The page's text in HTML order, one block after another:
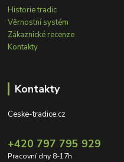
Historie tradic
Věrnostní systém
Zákaznické recenze
Kontakty
Kontakty
Ceske-tradice.cz
+420 797 795 929
Pracovní dny 8-17h